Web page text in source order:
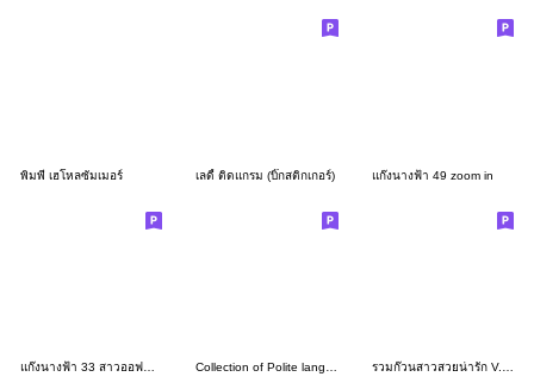
พิมพี่ เฮโหลซัมเมอร์ เลดี้ ติดแกรม (บิ๊กสติกเกอร์) แก๊งนางฟ้า 49 zoom in